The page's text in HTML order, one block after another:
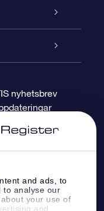
and ads, to
to analyse our
your use of
and
nyhetsbrev